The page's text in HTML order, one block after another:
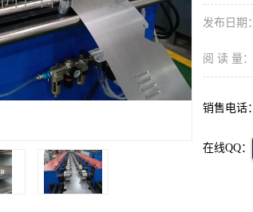
发布日期：
阅 读 量：
销售电话：
在线QQ：